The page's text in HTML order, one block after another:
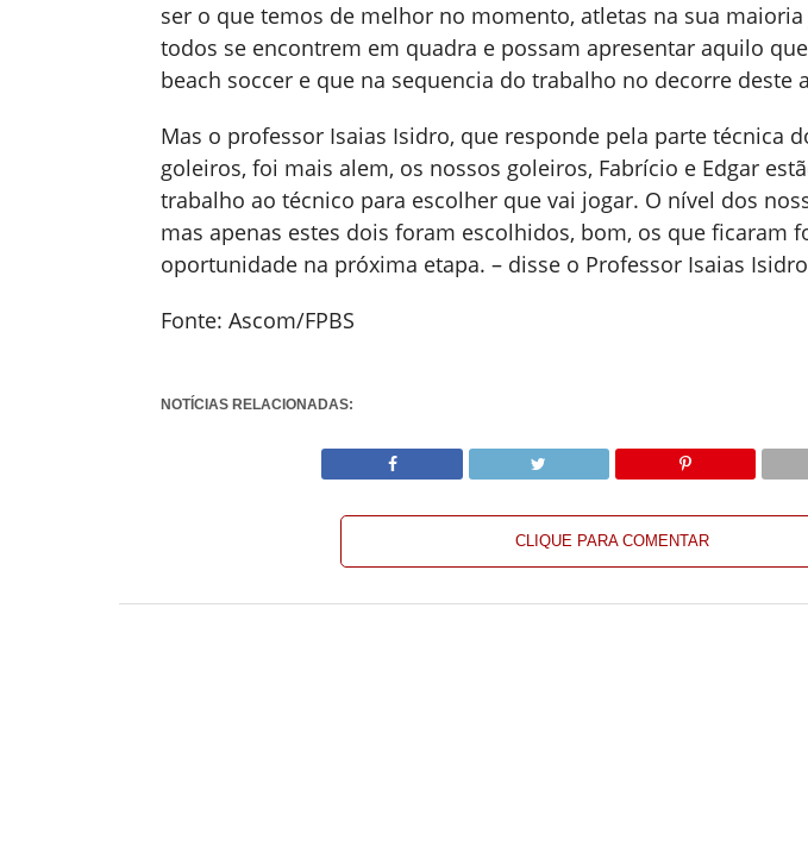
ser o que temos de melhor no momento, atletas na sua
todos se encontrem em quadra e possam apresentar aquilo
beach soccer e que na sequencia do trabalho no decorre deste
Mas o professor Isaias Isidro, que responde pela parte técnica
goleiros, foi mais alem, os nossos goleiros, Fabrício e Edgar
trabalho ao técnico para escolher que vai jogar. O nível dos
mas apenas estes dois foram escolhidos, bom, os que ficaram
oportunidade na próxima etapa. – disse o Professor Isaias
Fonte: Ascom/FPBS
NOTÍCIAS RELACIONADAS:
CLIQUE PARA COMENTAR